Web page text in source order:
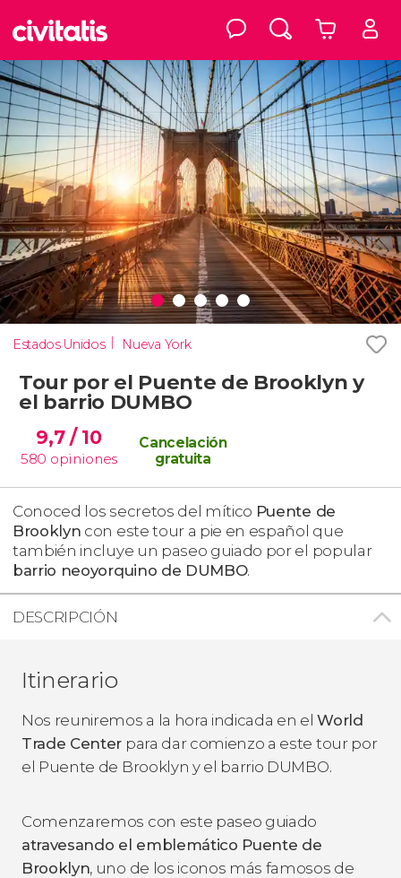
Estados Unidos Nueva York
Tour por el Puente de Brooklyn y
el barrio DUMBO
9,7/ 10
580 opiniones
Cancelación
gratuita
Conoced los secretos del mítico Puente de
Brooklyn con este tour a pie en español que
también incluye un paseo guiado por el popular
barrio neoyorquino de DUMBO.
DESCRIPCIÓN
Itinerario
Nos reuniremos a la hora indicada en elWorld
Trade Center para dar comienzo a este tour por
el Puente de Brooklyn y el barrio DUMBO.
Comenzaremos con este paseo guiado
atravesando el emblemático Puente de
Brooklyn, uno de los iconos más famosos de